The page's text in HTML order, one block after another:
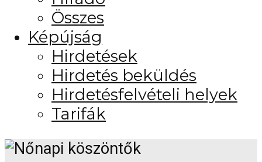
Összes
Képújság
Hirdetések
Hirdetés beküldés
Hirdetésfelvételi helyek
Tarifák